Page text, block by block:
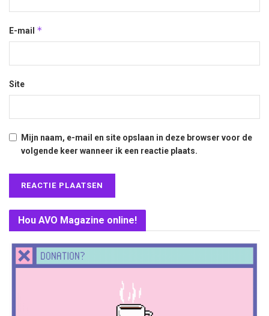
E-mail *
Site
Mijn naam, e-mail en site opslaan in deze browser voor de
volgende keer wanneer ik een reactie plaats.
Hou AVO Magazine online!